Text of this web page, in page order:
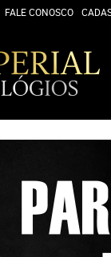
FALE CONOSCO